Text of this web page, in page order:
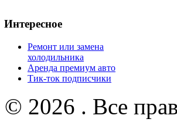
Интересное
Ремонт или замена
холодильника
Аренда премиум авто
Тик-ток подписчики
© 2026 . Все